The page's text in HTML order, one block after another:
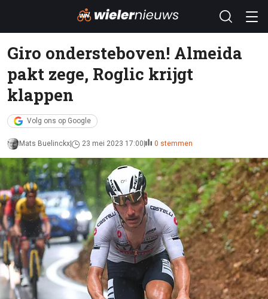
Giro ondersteboven! Almeida
pakt zege, Roglic krijgt
klappen
Volg ons op Google
Mats Buelinckx 23 mei 2023 17:00 0 stemmen